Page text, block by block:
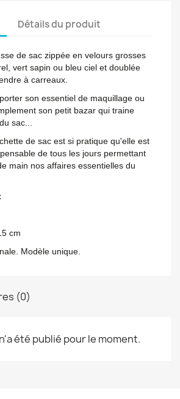
Détails du produit
de sac zippée en velours grosses
vert sapin ou bleu ciel et doublée
à carreaux.
son essentiel de maquillage ou
son petit bazar qui traine
sac...
de sac est si pratique qu'elle est
de tous les jours permettant
main nos affaires essentielles du
cm
Modèle unique.
(0)
été publié pour le moment.